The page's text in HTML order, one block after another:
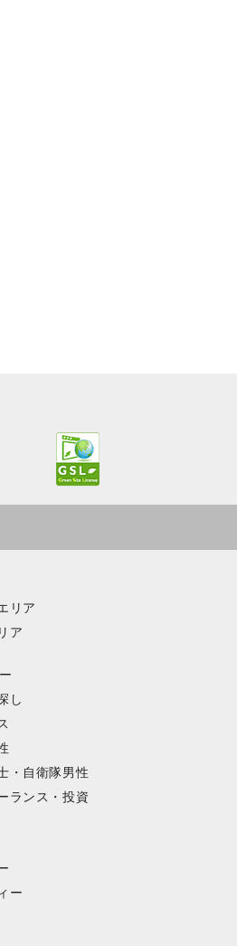
リア
ア
し
・自衛隊男性
ランス・投資
ー